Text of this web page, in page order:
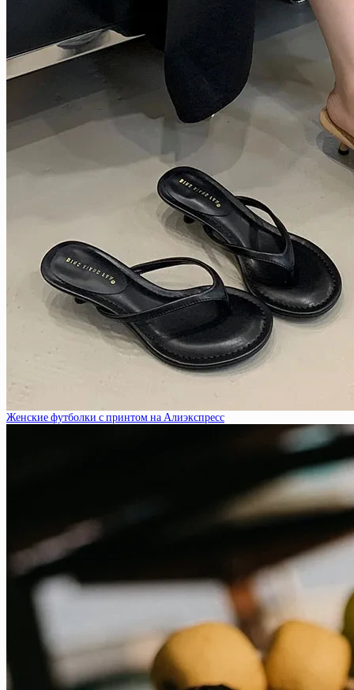
Женские футболки с принтом на Алиэкспресс